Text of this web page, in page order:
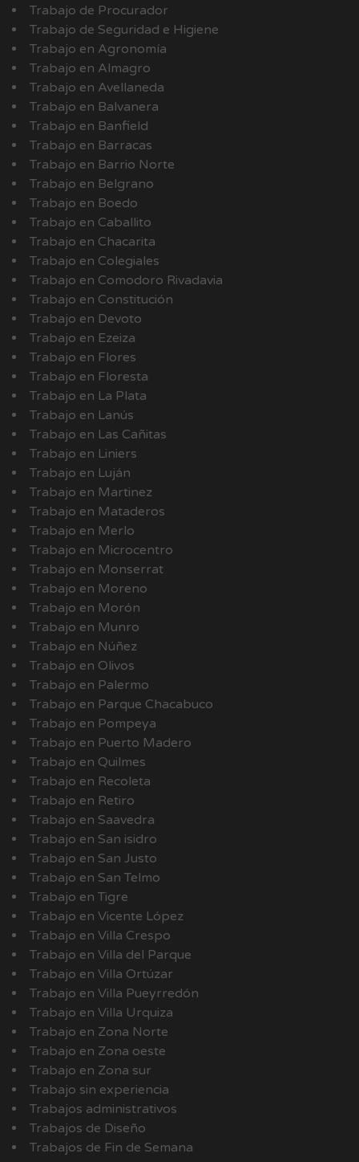
Trabajo de Procurador
Trabajo de Seguridad e Higiene
Trabajo en Agronomía
Trabajo en Almagro
Trabajo en Avellaneda
Trabajo en Balvanera
Trabajo en Banfield
Trabajo en Barracas
Trabajo en Barrio Norte
Trabajo en Belgrano
Trabajo en Boedo
Trabajo en Caballito
Trabajo en Chacarita
Trabajo en Colegiales
Trabajo en Comodoro Rivadavia
Trabajo en Constitución
Trabajo en Devoto
Trabajo en Ezeiza
Trabajo en Flores
Trabajo en Floresta
Trabajo en La Plata
Trabajo en Lanús
Trabajo en Las Cañitas
Trabajo en Liniers
Trabajo en Luján
Trabajo en Martinez
Trabajo en Mataderos
Trabajo en Merlo
Trabajo en Microcentro
Trabajo en Monserrat
Trabajo en Moreno
Trabajo en Morón
Trabajo en Munro
Trabajo en Núñez
Trabajo en Olivos
Trabajo en Palermo
Trabajo en Parque Chacabuco
Trabajo en Pompeya
Trabajo en Puerto Madero
Trabajo en Quilmes
Trabajo en Recoleta
Trabajo en Retiro
Trabajo en Saavedra
Trabajo en San isidro
Trabajo en San Justo
Trabajo en San Telmo
Trabajo en Tigre
Trabajo en Vicente López
Trabajo en Villa Crespo
Trabajo en Villa del Parque
Trabajo en Villa Ortúzar
Trabajo en Villa Pueyrredón
Trabajo en Villa Urquiza
Trabajo en Zona Norte
Trabajo en Zona oeste
Trabajo en Zona sur
Trabajo sin experiencia
Trabajos administrativos
Trabajos de Diseño
Trabajos de Fin de Semana